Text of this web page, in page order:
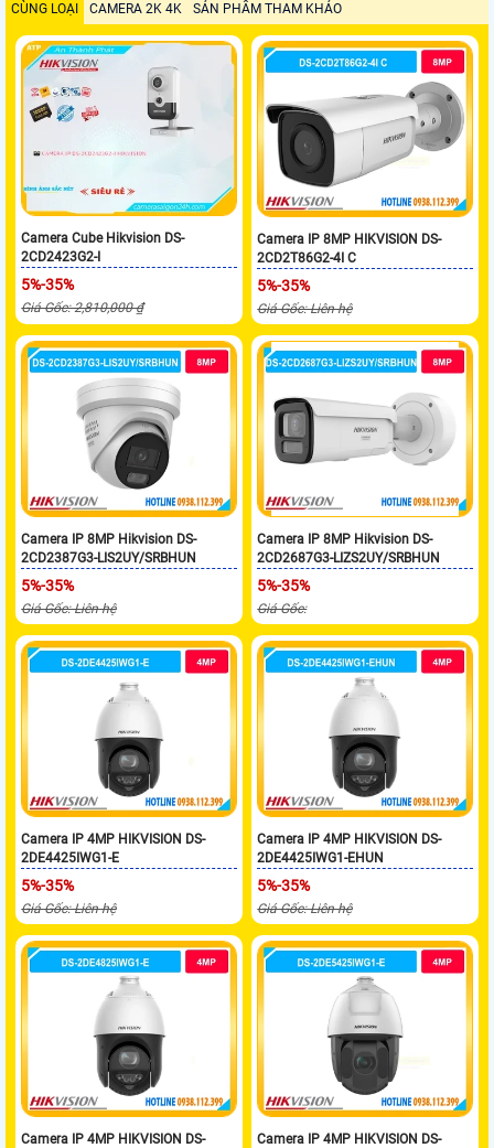
CÙNG LOẠI CAMERA 2K 4K SẢN PHẨM THAM KHẢO
Camera Cube Hikvision DS-
2CD2423G2-I
5%-35%
Giá Gốc: 2,810,000 ₫
Camera IP 8MP HIKVISION DS-
2CD2T86G2-4I C
5%-35%
Giá Gốc: Liên hệ
Camera IP 8MP Hikvision DS-
2CD2387G3-LIS2UY/SRBHUN
5%-35%
Giá Gốc: Liên hệ
Camera IP 8MP Hikvision DS-
2CD2687G3-LIZS2UY/SRBHUN
5%-35%
Giá Gốc:
Camera IP 4MP HIKVISION DS-
2DE4425IWG1-E
5%-35%
Giá Gốc: Liên hệ
Camera IP 4MP HIKVISION DS-
2DE4425IWG1-EHUN
5%-35%
Giá Gốc: Liên hệ
Camera IP 4MP HIKVISION DS-
Camera IP 4MP HIKVISION DS-